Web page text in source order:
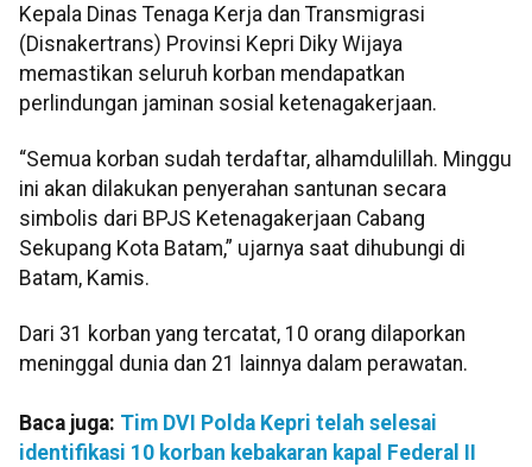
Kepala Dinas Tenaga Kerja dan Transmigrasi
(Disnakertrans) Provinsi Kepri Diky Wijaya
memastikan seluruh korban mendapatkan
perlindungan jaminan sosial ketenagakerjaan.
“Semua korban sudah terdaftar, alhamdulillah. Minggu
ini akan dilakukan penyerahan santunan secara
simbolis dari BPJS Ketenagakerjaan Cabang
Sekupang Kota Batam,” ujarnya saat dihubungi di
Batam, Kamis.
Dari 31 korban yang tercatat, 10 orang dilaporkan
meninggal dunia dan 21 lainnya dalam perawatan.
Baca juga: Tim DVI Polda Kepri telah selesai
identifikasi 10 korban kebakaran kapal Federal II